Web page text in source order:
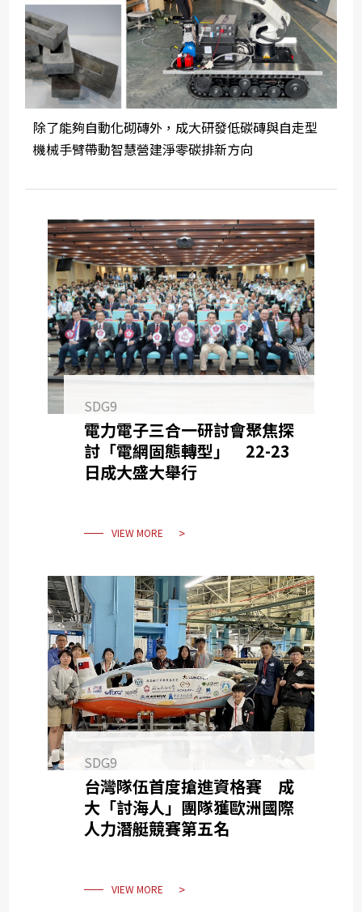
除了能夠自動化砌磚外，成大研發低碳磚與自走型
機械手臂帶動智慧營建淨零碳排新方向
SDG9
電力電子三合一研討會聚焦探
討「電網固態轉型」 22-23
日成大盛大舉行
VIEW MORE
SDG9
台灣隊伍首度搶進資格賽 成
大「討海人」團隊獲歐洲國際
人力潛艇競賽第五名
VIEW MORE